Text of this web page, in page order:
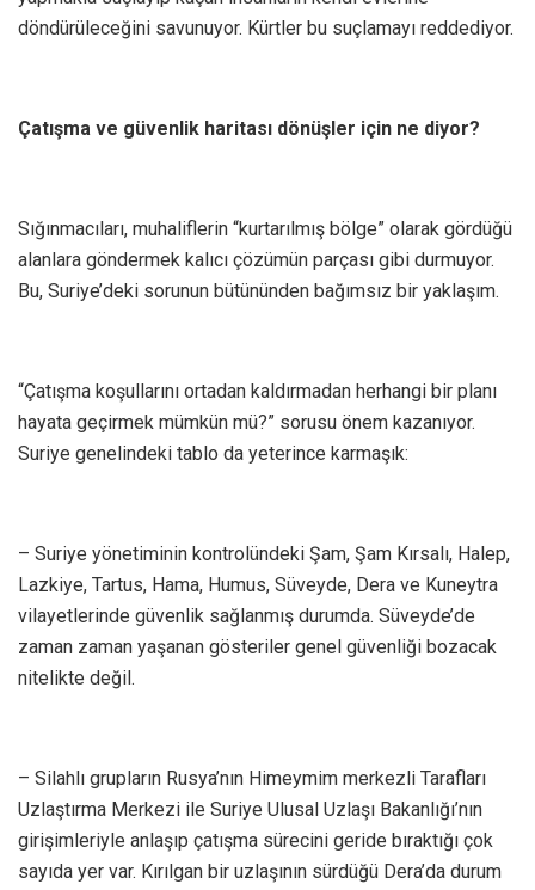
döndürüleceğini savunuyor. Kürtler bu suçlamayı reddediyor.
Çatışma ve güvenlik haritası dönüşler için ne diyor?
Sığınmacıları, muhaliflerin “kurtarılmış bölge” olarak gördüğü
alanlara göndermek kalıcı çözümün parçası gibi durmuyor.
Bu, Suriye’deki sorunun bütününden bağımsız bir yaklaşım.
“Çatışma koşullarını ortadan kaldırmadan herhangi bir planı
hayata geçirmek mümkün mü?” sorusu önem kazanıyor.
Suriye genelindeki tablo da yeterince karmaşık:
– Suriye yönetiminin kontrolündeki Şam, Şam Kırsalı, Halep,
Lazkiye, Tartus, Hama, Humus, Süveyde, Dera ve Kuneytra
vilayetlerinde güvenlik sağlanmış durumda. Süveyde’de
zaman zaman yaşanan gösteriler genel güvenliği bozacak
nitelikte değil.
– Silahlı grupların Rusya’nın Himeymim merkezli Tarafları
Uzlaştırma Merkezi ile Suriye Ulusal Uzlaşı Bakanlığı’nın
girişimleriyle anlaşıp çatışma sürecini geride bıraktığı çok
sayıda yer var. Kırılgan bir uzlaşının sürdüğü Dera’da durum